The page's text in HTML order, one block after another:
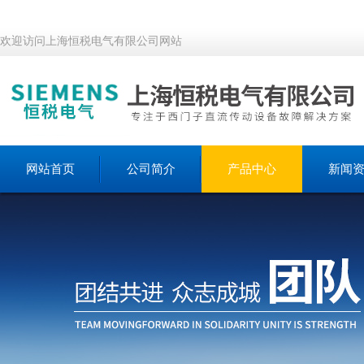
欢迎访问上海恒税电气有限公司网站
网站首页 公司简介 产品中心 新闻